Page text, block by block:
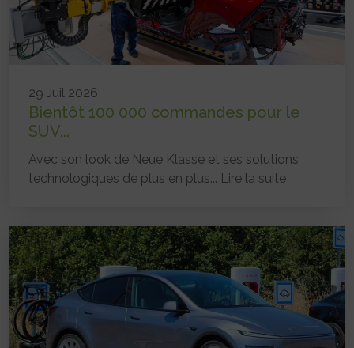
29 Juil 2026
Bientôt 100 000 commandes pour le
SUV...
Avec son look de Neue Klasse et ses solutions
technologiques de plus en plus... Lire la suite